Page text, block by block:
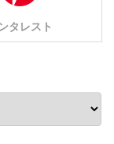
タレスト